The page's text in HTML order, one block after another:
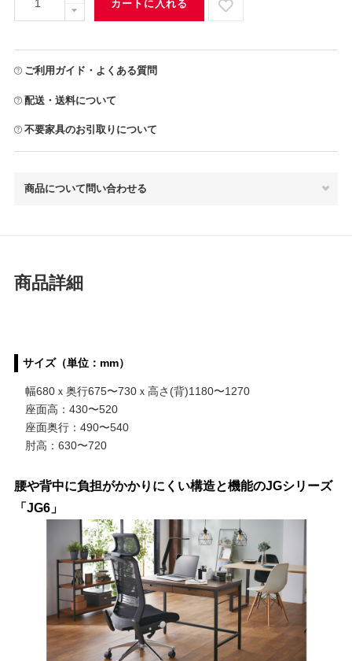
カートに入れる
ご利用ガイド・よくある質問
配送・送料について
不要家具のお引取りについて
商品について問い合わせる
商品詳細
サイズ（単位：mm）
幅680ｘ奥行675〜730ｘ高さ(背)1180〜1270
座面高：430〜520
座面奥行：490〜540
肘高：630〜720
腰や背中に負担がかかりにくい構造と機能のJGシリーズ
「JG6」